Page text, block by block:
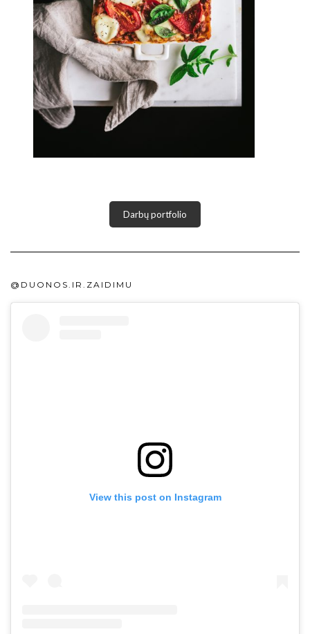
Darbų portfolio
@DUONOS.IR.ZAIDIMU
View this post on Instagram